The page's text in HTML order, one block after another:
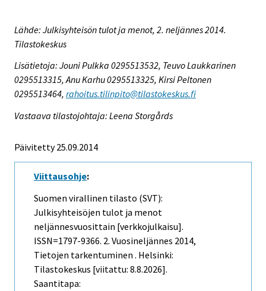
Lähde: Julkisyhteisön tulot ja menot, 2. neljännes 2014.
Tilastokeskus
Lisätietoja: Jouni Pulkka 0295513532, Teuvo Laukkarinen
0295513315, Anu Karhu 0295513325, Kirsi Peltonen
0295513464, rahoitus.tilinpito@tilastokeskus.fi
Vastaava tilastojohtaja: Leena Storgårds
Päivitetty 25.09.2014
Viittausohje:
Suomen virallinen tilasto (SVT):
Julkisyhteisöjen tulot ja menot
neljännesvuosittain [verkkojulkaisu].
ISSN=1797-9366. 2. Vuosineljännes 2014,
Tietojen tarkentuminen . Helsinki:
Tilastokeskus [viitattu: 8.8.2026].
Saantitapa: